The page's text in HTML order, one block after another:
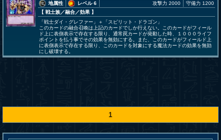
地属性
レベル 6
【 戦士族／融合／効果 】
攻撃力 2000 守備力 1200
「戦士ダイ・グレファー」＋「スピリット・ドラゴン」
このカードの融合召喚は上記のカードでしか行えない。このカードがフィール
ド上に表側表示で存在する限り、通常罠カードが発動した時、１０００ライフ
ポイントを払う事でその効果を無効にする。また、このカードがフィールド上
に表側表示で存在する限り、このカードを対象にする魔法カードの効果を無効
にし破壊する。
1